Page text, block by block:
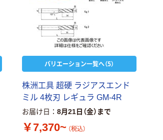
バリエーション一覧へ（5）
株洲工具 超硬 ラジアスエンド
ミル 4枚刃 レギュラ GM-4R
お届け日 8月21日（金）まで
￥7,370~ （税込）